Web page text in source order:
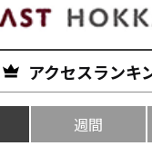
アクセスランキ
週間